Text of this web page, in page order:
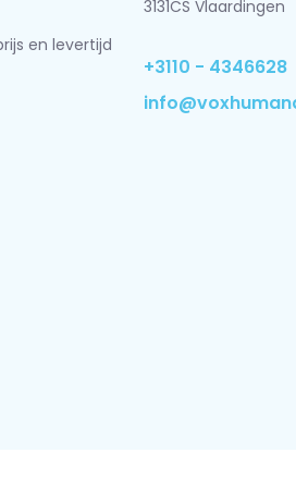
en levertijd
3131CS Vlaardingen
+3110 - 4346628